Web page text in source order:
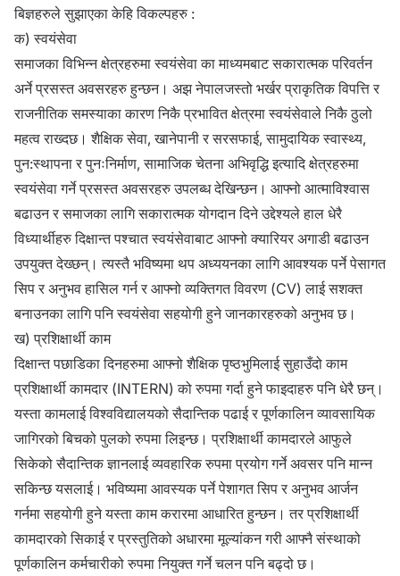
बिज्ञहरुले सुझाएका केहि विकल्पहरु :
क) स्वयंसेवा
समाजका विभिन्न क्षेत्रहरुमा स्वयंसेवा का माध्यमबाट सकारात्मक परिवर्तन
अर्ने प्रसस्त अवसरहरु हुन्छन। अझ नेपालजस्तो भर्खर प्राकृतिक विपत्ति र
राजनीतिक समस्याका कारण निकै प्रभावित क्षेत्रमा स्वयंसेवाले निकै ठुलो
महत्व राख्दछ। शैक्षिक सेवा, खानेपानी र सरसफाई, सामुदायिक स्वास्थ्य,
पुन:स्थापना र पुनःनिर्माण, सामाजिक चेतना अभिवृद्धि इत्यादि क्षेत्रहरुमा
स्वयंसेवा गर्ने प्रसस्त अवसरहरु उपलब्ध देखिन्छन। आफ्नो आत्माविश्वास
बढाउन र समाजका लागि सकारात्मक योगदान दिने उद्देश्यले हाल धेरै
विध्यार्थीहरु दिक्षान्त पश्चात स्वयंसेवाबाट आफ्नो क्यारियर अगाडी बढाउन
उपयुक्त देख्छन्। त्यस्तै भविष्यमा थप अध्ययनका लागि आवश्यक पर्ने पेसागत
सिप र अनुभव हासिल गर्न र आफ्नो व्यक्तिगत विवरण (CV) लाई सशक्त
बनाउनका लागि पनि स्वयंसेवा सहयोगी हुने जानकारहरुको अनुभव छ।
ख) प्रशिक्षार्थी काम
दिक्षान्त पछाडिका दिनहरुमा आफ्नो शैक्षिक पृष्ठभुमिलाई सुहाउँदो काम
प्रशिक्षार्थी कामदार (INTERN) को रुपमा गर्दा हुने फाइदाहरु पनि धेरै छन्।
यस्ता कामलाई विश्वविद्यालयको सैदान्तिक पढाई र पूर्णकालिन व्यावसायिक
जागिरको बिचको पुलको रुपमा लिइन्छ। प्रशिक्षार्थी कामदारले आफुले
सिकेको सैदान्तिक ज्ञानलाई व्यवहारिक रुपमा प्रयोग गर्ने अवसर पनि मान्न
सकिन्छ यसलाई। भविष्यमा आवस्यक पर्ने पेशागत सिप र अनुभव आर्जन
गर्नमा सहयोगी हुने यस्ता काम करारमा आधारित हुन्छन। तर प्रशिक्षार्थी
कामदारको सिकाई र प्रस्तुतिको अधारमा मूल्यांकन गरी आफ्नै संस्थाको
पूर्णकालिन कर्मचारीको रुपमा नियुक्त गर्ने चलन पनि बढ्दो छ।